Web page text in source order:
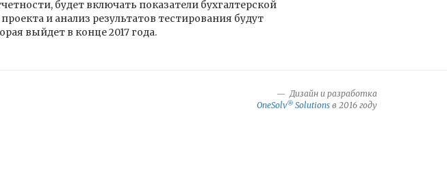
будет включать показатели бухгалтерской
и анализ результатов тестирования будут
выйдет в конце 2017 года.
Дизайн и разработка
OneSolv® Solutions в 2016 году